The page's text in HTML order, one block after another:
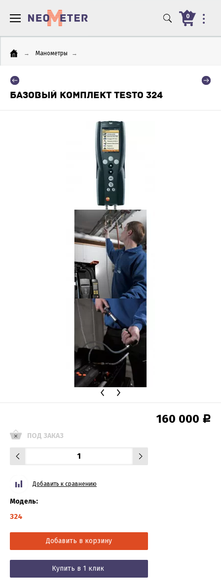
0
→ Манометры →
БАЗОВЫЙ КОМПЛЕКТ TESTO 324
160 000 Р
ПОД ЗАКАЗ
Добавить к сравнению
Модель:
324
Добавить в корзину
Купить в 1 клик